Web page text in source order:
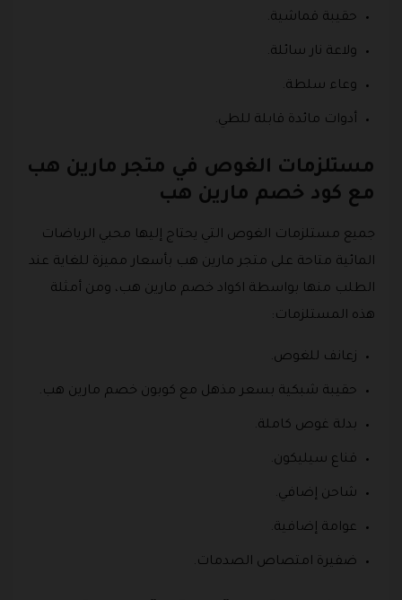
حقيبة قماشية.
ولاعة نار سائلة.
وعاء سلطة.
أدوات مائدة قابلة للطي.
مستلزمات الغوص في متجر مارين هب
مع كود خصم مارين هب
جميع مستلزمات الغوص التي يحتاج إليها محبي الرياضات
المائية متاحة على متجر مارين هب بأسعار مميزة للغاية عند
الطلب منها بواسطة اكواد خصم مارين هب، ومن أمثلة
هذه المستلزمات:
زعانف للغوص.
حقيبة شبكية بسعر مذهل مع كوبون خصم مارين هب.
بدلة غوص كاملة.
قناع سيليكون.
شاحن إضافي.
عوامة إضافية.
ضفيرة امتصاص الصدمات.